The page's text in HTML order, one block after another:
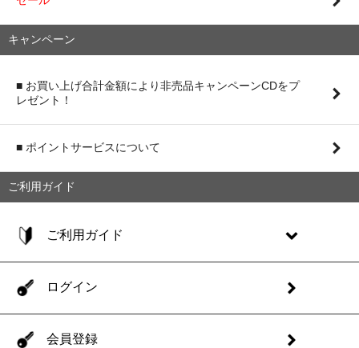
キャンペーン
■ お買い上げ合計金額により非売品キャンペーンCDをプ
レゼント！
■ ポイントサービスについて
ご利用ガイド
ご利用ガイド
ログイン
会員登録